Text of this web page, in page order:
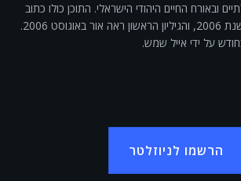
ובאורח החיים היהודי הישראלי. התוכן כולו כתוב
בעברית. המגזין הוקם בשנת 2006, והגיליון הראשון ראה אור באוגוסט 2006.
על ידי אייל שמש.
הרשמו לניוזלטר